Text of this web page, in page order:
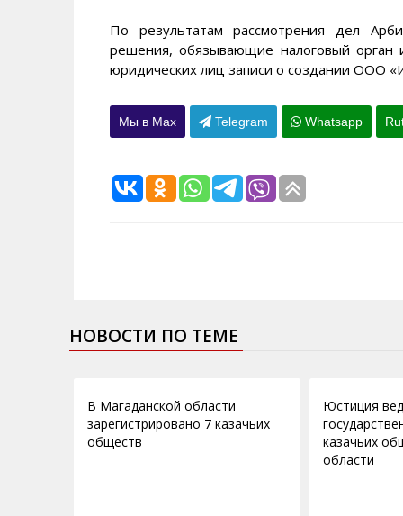
По результатам рассмотрения дел
решения, обязывающие налоговый орган
юридических лиц записи о создании ООО
Мы в Max Telegram Whatsapp
НОВОСТИ ПО ТЕМЕ
В Магаданской области
зарегистрировано 7 казачьих
обществ
Юстиция
казачьих
области